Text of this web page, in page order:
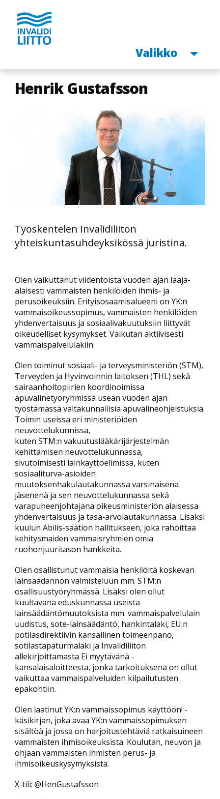
Hyppää
pääsisältöön
Avaa
Valikko
Henrik Gustafsson
Työskentelen Invalidiliiton
yhteiskuntasuhdeyksikössä juristina.
Olen vaikuttanut viidentoista vuoden ajan laaja-
alaisesti vammaisten henkilöiden ihmis- ja
perusoikeuksiin. Erityisosaamisalueeni on YK:n
vammaisoikeussopimus, vammaisten henkilöiden
yhdenvertaisuus ja sosiaalivakuutuksiin liittyvät
oikeudelliset kysymykset. Vaikutan aktiivisesti
vammaispalvelulakiin.
Olen toiminut sosiaali- ja terveysministeriön (STM),
Terveyden ja Hyvinvoinnin laitoksen (THL) sekä
sairaanhoitopiirien koordinoimissa
apuvälinetyöryhmissä usean vuoden ajan
työstämässä valtakunnallisia apuvälineohjeistuksia.
Toimin useissa eri ministeriöiden
neuvottelukunnissa,
kuten STM:n vakuutuslääkärijärjestelmän
kehittämisen neuvottelukunnassa,
sivutoimisesti lainkäyttöelimissä, kuten
sosiaaliturva-asioiden
muutoksenhakulautakunnassa varsinaisena
jäsenenä ja sen neuvottelukunnassa sekä
varapuheenjohtajana oikeusministeriön alaisessa
yhdenvertaisuus ja tasa-arvolautakunnassa. Lisäksi
kuulun Abilis-säätiön hallitukseen, joka rahoittaa
kehitysmaiden vammaisryhmien omia
ruohonjuuritason hankkeita.
Olen osallistunut vammaisia henkilöitä koskevan
lainsäädännön valmisteluun mm. STM:n
osallisuustyöryhmässä. Lisäksi olen ollut
kuultavana eduskunnassa useista
lainsäädäntömuutoksista mm. vammaispalvelulain
uudistus, sote-lainsäädäntö, hankintalaki, EU:n
potilasdirektiivin kansallinen toimeenpano,
sotilastapaturmalaki ja Invalidiliiton
allekirjoittamasta Ei myytävänä -
kansalaisaloitteesta, jonka tarkoituksena on ollut
vaikuttaa vammaispalveluiden kilpailutusten
epäkohtiin.
Olen laatinut YK:n vammaissopimus käyttöön! -
käsikirjan, joka avaa YK:n vammaissopimuksen
sisältöä ja jossa on harjoitustehtäviä ratkaisuineen
vammaisten ihmisoikeuksista. Koulutan, neuvon ja
ohjaan vammaisten ihmisten perus- ja
ihmisoikeuskysymyksistä.
X-tili: @HenGustafsson